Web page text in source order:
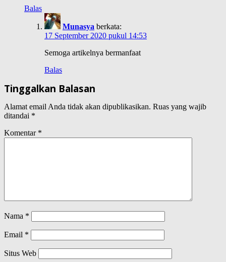
Balas
Munasya berkata:
17 September 2020 pukul 14:53
Semoga artikelnya bermanfaat
Balas
Tinggalkan Balasan
Alamat email Anda tidak akan dipublikasikan. Ruas yang wajib
ditandai *
Komentar *
Nama *
Email *
Situs Web